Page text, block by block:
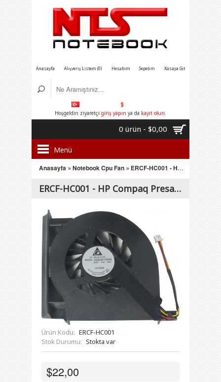
Anasayfa Alışveriş Listem (0) Hesabım Sepetim Kasaya Git
$
Hoşgeldin ziyaretçi giriş yapın ya da kayıt olun.
0 ürün - $0,00
Menü
Anasayfa »Notebook Cpu Fan » ERCF-HC001 - HP Compaq Presario CQ61, CQ61-100 ,CQ71 Serisi Notebook Cpu Fanı
ERCF-HC001 - HP Compaq Presario CQ61, CQ61-100 ,CQ71 Serisi Notebook Cpu Fanı
Ürün Kodu: ERCF-HC001
Stok Durumu: Stokta var
$22,00